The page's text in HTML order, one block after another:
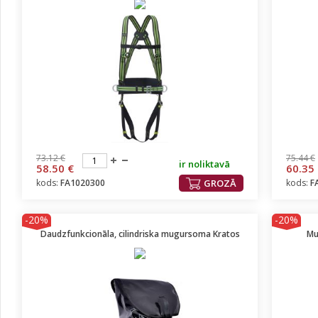
73.12 €
58.50 €
ir noliktavā
GROZĀ
kods: FA1020300
75.44 €
60.35
kods:
-20%
Daudzfunkcionāla, cilindriska mugursoma Kratos
-20%